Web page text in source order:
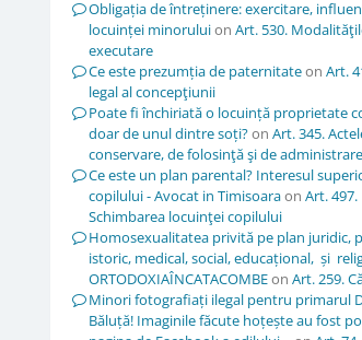
Obligația de întreținere: exercitare,
locuinței minoruluion Art. 530.
executare
Ce este prezumția de paternitateon Art.
legal al concepţiunii
Poate fi închiriată o locuință proprietate
doar de unul dintre soți?on Art. 345.
conservare, de folosinţă şi de administrare
Ce este un plan parental? Interesul
copilului - Avocat in Timisoaraon Art. 497.
Schimbarea locuinţei copilului
Homosexualitatea privită pe plan juridic,
istoric, medical, social, educațional, și
ORTODOXIAÎNCATACOMBEon Art. 259.
Minori fotografiați ilegal pentru primarul
Băluță! Imaginile făcute hoțește au fost